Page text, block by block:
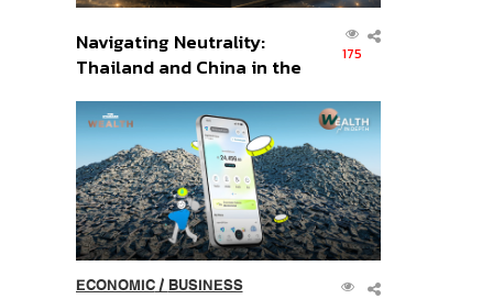
Navigating Neutrality:
Thailand and China in the
Order
175
ECONOMIC/ BUSINESS